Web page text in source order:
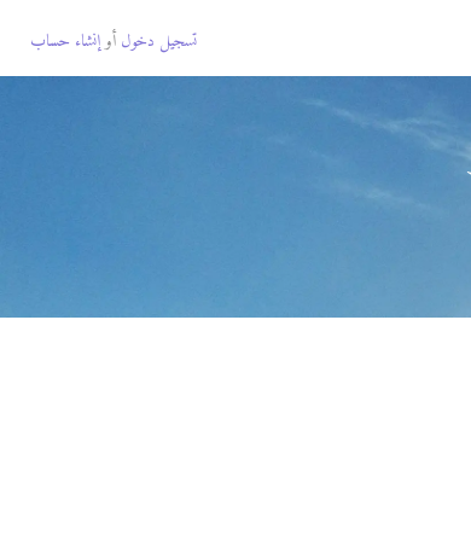
تسجيل دخول أوإنشاء حساب